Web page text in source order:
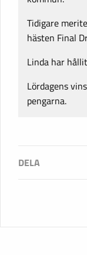
Tidigare
hästen Final
Linda har
Lördagens
pengarna.